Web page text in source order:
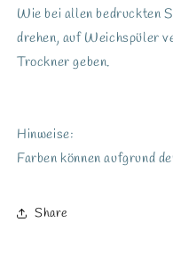
Wie bei allen bedruckten
drehen, auf Weichspüler
Trockner geben.
Hinweise:
Farben können aufgrund
Share